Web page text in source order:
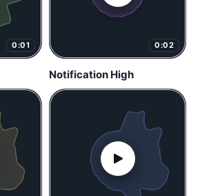
0:01 0:02
Notification High